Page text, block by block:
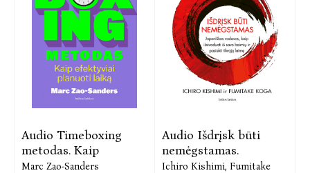
Audio Timeboxing
metodas. Kaip
Marc Zao-Sanders
Audio Išdrįsk būti
nemėgstamas.
Ichiro Kishimi, Fumitake